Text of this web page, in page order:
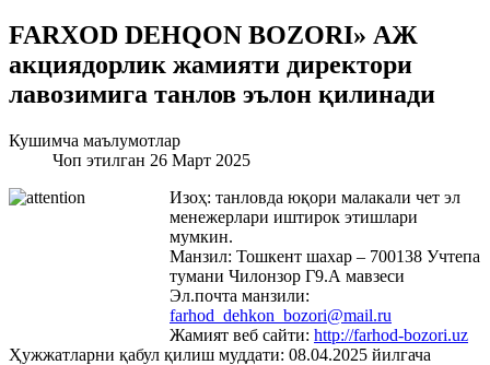
FARXOD DEHQON BOZORI» АЖ
акциядорлик жамияти директори
лавозимига танлов эълон қилинади
Кушимча маълумотлар
Чоп этилган 26 Март 2025
Изоҳ: танловда юқори малакали чет эл
менежерлари иштирок этишлари
мумкин.
Манзил: Тошкент шахар – 700138 Учтепа
тумани Чилонзор Г9.А мавзеси
Эл.почта манзили:
farhod_dehkon_bozori@mail.ru
Жамият веб сайти: http://farhod-bozori.uz
Ҳужжатларни қабул қилиш муддати: 08.04.2025 йилгача